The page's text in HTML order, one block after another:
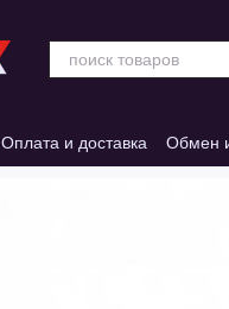
Оплата и доставка Обмен